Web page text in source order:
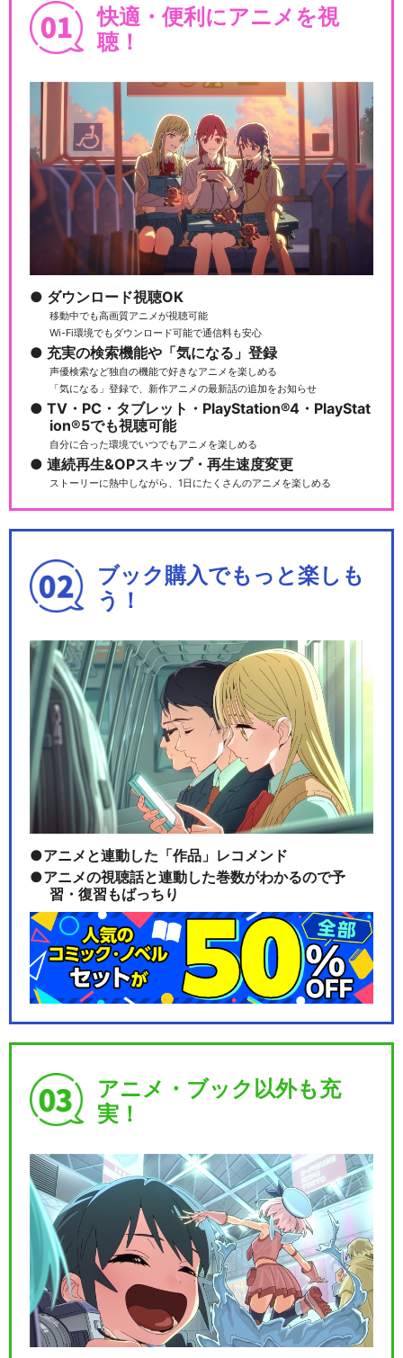
快適・便利にアニメを視
聴！
ダウンロード視聴OK
移動中でも高画質アニメが視聴可能
Wi-Fi環境でもダウンロード可能で通信料も安心
充実の検索機能や「気になる」登録
声優検索など独自の機能で好きなアニメを楽しめる
「気になる」登録で、新作アニメの最新話の追加をお知らせ
TV・PC・タブレット・PlayStation®4・PlayStat
ion®5でも視聴可能
自分に合った環境でいつでもアニメを楽しめる
連続再生&OPスキップ・再生速度変更
ストーリーに熱中しながら、1日にたくさんのアニメを楽しめる
ブック購入でもっと楽しも
う！
アニメと連動した「作品」レコメンド
アニメの視聴話と連動した巻数がわかるので予
習・復習もばっちり
アニメ・ブック以外も充
実！